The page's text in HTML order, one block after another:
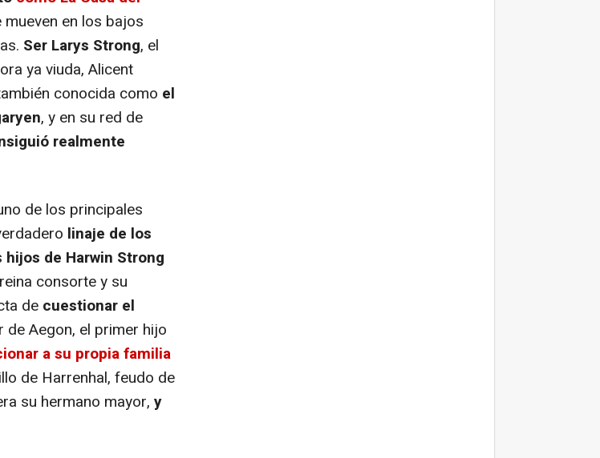
en los bajos
Ser Larys Strong, el
ya viuda, Alicent
conocida como el
, y en su red de
realmente
de los principales
linaje de los
hijos de Harwin Strong
consorte y su
de cuestionar el
de Aegon, el primer hijo
a su propia familia
de Harrenhal, feudo de
su hermano mayor, y